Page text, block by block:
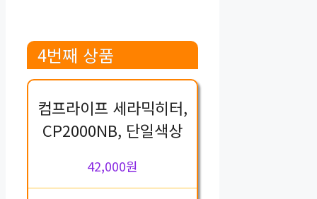
4번째 상품
컴프라이프 세라믹히터,
CP2000NB, 단일색상
42,000원